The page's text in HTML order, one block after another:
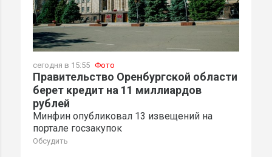
сегодня в 15:55 Фото
Правительство Оренбургской области
берет кредит на 11 миллиардов
рублей
Минфин опубликовал 13 извещений на
портале госзакупок
Обсудить